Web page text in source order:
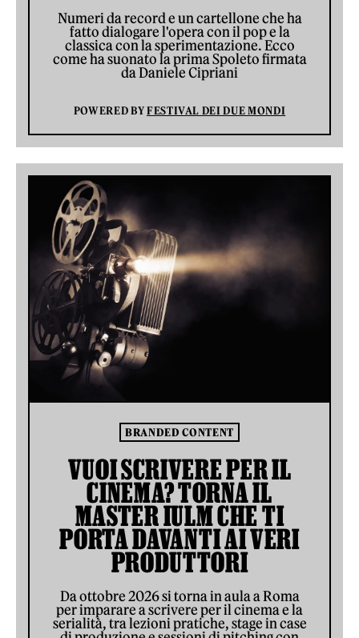
Numeri da record e un cartellone che ha
fatto dialogare l'opera con il pop e la
classica con la sperimentazione. Ecco
come ha suonato la prima Spoleto firmata
da Daniele Cipriani
POWERED BYFESTIVAL DEI DUE MONDI
BRANDED CONTENT
VUOI SCRIVERE PER IL
CINEMA? TORNA IL
MASTER IULM CHE TI
PORTA DAVANTI AI VERI
PRODUTTORI
Da ottobre 2026 si torna in aula a Roma
per imparare a scrivere per il cinema e la
serialità, tra lezioni pratiche, stage in case